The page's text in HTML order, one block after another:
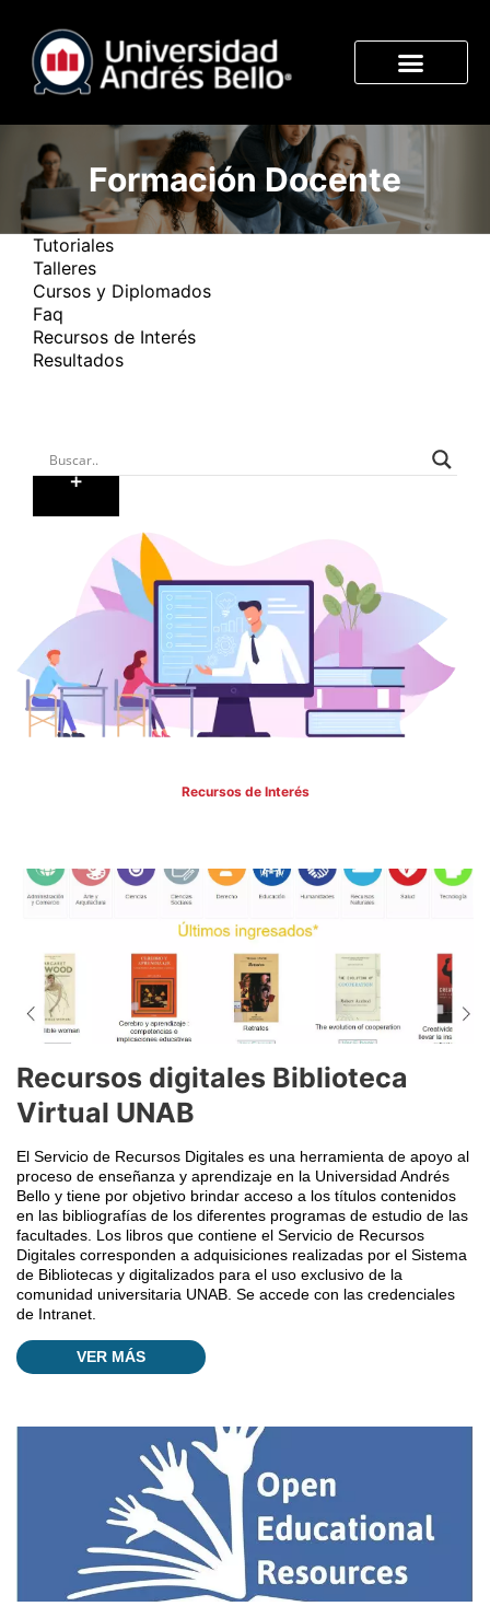
Formación Docente
Tutoriales
Talleres
Cursos y Diplomados
Faq
Recursos de Interés
Resultados
+
Recursos de Interés
Recursos digitales Biblioteca
Virtual UNAB
El Servicio de Recursos Digitales es una herramienta de apoyo al
proceso de enseñanza y aprendizaje en la Universidad Andrés
Bello y tiene por objetivo brindar acceso a los títulos contenidos
en las bibliografías de los diferentes programas de estudio de las
facultades. Los libros que contiene el Servicio de Recursos
Digitales corresponden a adquisiciones realizadas por el Sistema
de Bibliotecas y digitalizados para el uso exclusivo de la
comunidad universitaria UNAB. Se accede con las credenciales
de Intranet.
VER MÁS